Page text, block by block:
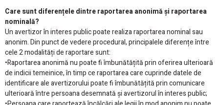
Care sunt diferențele dintre raportarea anonimă și raportarea
nominală?
Un avertizor în interes public poate realiza raportarea nominal sau
anonim. Din punct de vedere procedural, principalele diferențe între
cele 2 modalități de raportare sunt:
•Raportarea anonimă nu poate fi îmbunătățită prin oferirea ulterioară
de indicii temeinice, în timp ce raportarea care cuprinde datele de
identificare ale avertizorului poate fi îmbunătățită prin comunicare
ulterioară între persoana desemnată și avertizorul în interes public;